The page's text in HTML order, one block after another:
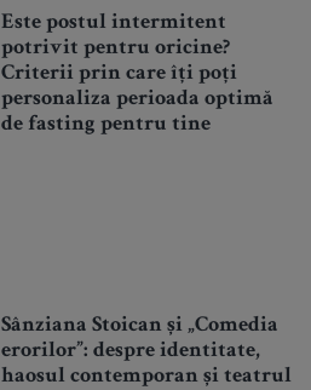
Este postul intermitent
potrivit pentru oricine?
Criterii prin care îți poți
personaliza perioada optimă
de fasting pentru tine
Sânziana Stoican și „Comedia
erorilor”: despre identitate,
haosul contemporan și teatrul